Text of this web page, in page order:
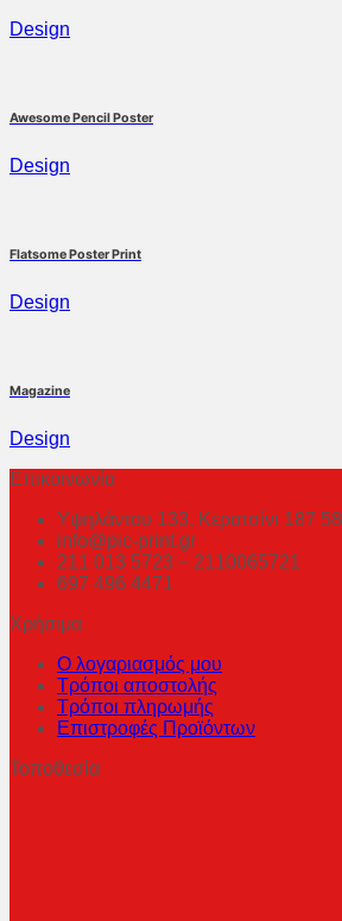
Design
Awesome Pencil Poster
Design
Flatsome Poster Print
Design
Magazine
Design
Επικοινωνία
Υψηλάντου 133, Κερατσίνι 187 58
info@pic-print.gr
211 013 5723 – 2110065721
697 496 4471
Χρήσιμα
Ο λογαριασμός μου
Τρόποι αποστολής
Τρόποι πληρωμής
Επιστροφές Προϊόντων
Τοποθεσία